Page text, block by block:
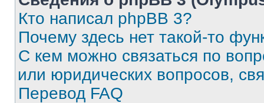
Кто написал phpBB 3?
Почему здесь нет такой-то
С кем можно связаться по
или юридических вопросов,
Перевод FAQ